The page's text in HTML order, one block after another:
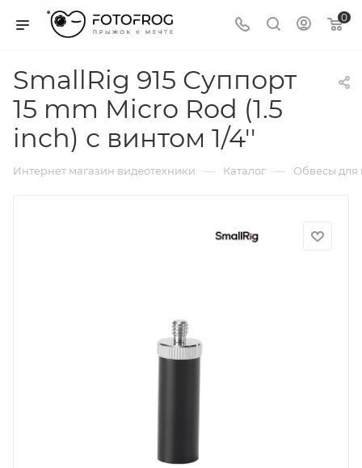
0
SmallRig 915 Суппорт
15 mm Micro Rod (1.5
inch) с винтом 1/4''
Интернет магазин видеотехники — Каталог — Обвесы для